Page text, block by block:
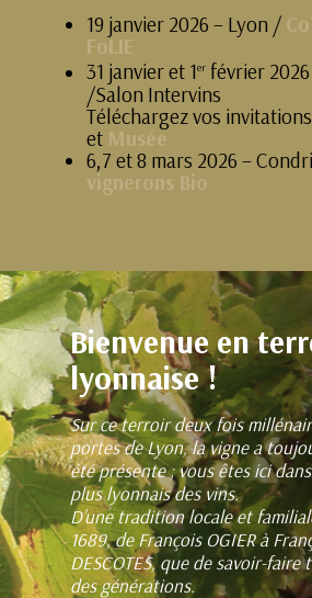
19 janvier 2026 – Lyon /
FoLIE
31 janvier et 1er février
/Salon Intervins
Téléchargez vos
et Musée
6,7 et 8 mars 2026 –
vignerons Bio
Bienvenue en
lyonnaise !
Sur ce terroir deux fois
portes de Lyon, la vigne a
étéprésente ; vous êtes ici
plus lyonnais des vins.
D’une tradition locale et
1689, de François OGIER à
DESCOTES, que de savoir-faire
des générations.